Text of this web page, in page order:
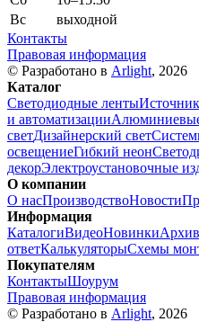
Вс
выходной
Контакты
Правовая информация
© Разработано в Arlight, 2026
Каталог
Светодиодные ленты
и автоматизации
светДизайнерский свет
освещениеГибкий неон
декорЭлектроустановочные
О компании
О насПроизводствоНовости
Информация
КаталогиВидеоНовинки
ответКалькуляторыСхемы
Покупателям
КонтактыШоурум
Правовая информация
© Разработано в Arlight, 2026